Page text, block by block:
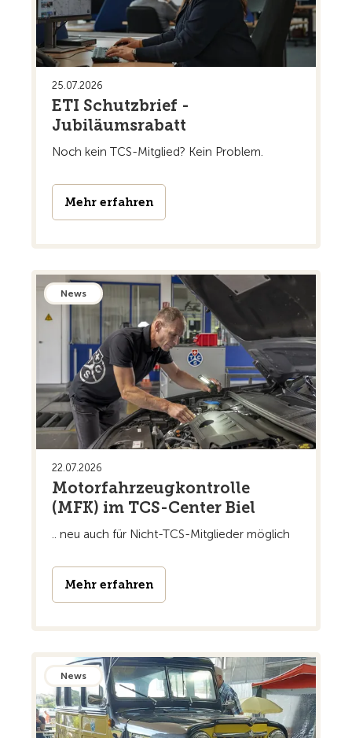
25.07.2026
ETI Schutzbrief -
Jubiläumsrabatt
Noch kein TCS-Mitglied? Kein Problem.
Mehr erfahren
News
22.07.2026
Motorfahrzeugkontrolle
(MFK) im TCS-Center Biel
.. neu auch für Nicht-TCS-Mitglieder möglich
Mehr erfahren
News